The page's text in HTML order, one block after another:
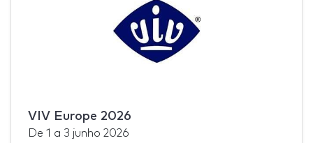
VIV Europe 2026
De 1 a 3 junho 2026